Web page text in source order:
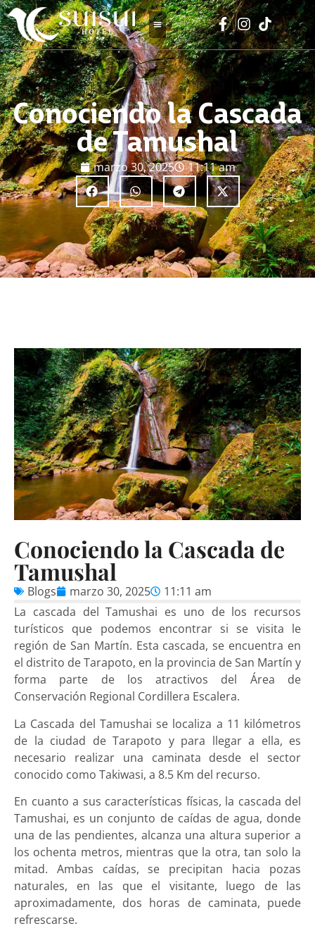
Conociendo la Cascada
de Tamushal
marzo 30, 2025 11:11 am
Conociendo la Cascada de
Tamushal
Blogs marzo 30, 2025
11:11 am
La cascada del Tamushai es uno de los recursos
turísticos que podemos encontrar si se visita le
región de San Martín. Esta cascada, se encuentra en
el distrito de Tarapoto, en la provincia de San Martín y
forma parte de los atractivos del Área de
Conservación Regional Cordillera Escalera.
La Cascada del Tamushai se localiza a 11 kilómetros
de la ciudad de Tarapoto y para llegar a ella, es
necesario realizar una caminata desde el sector
conocido como Takiwasi, a 8.5 Km del recurso.
En cuanto a sus características físicas, la cascada del
Tamushai, es un conjunto de caídas de agua, donde
una de las pendientes, alcanza una altura superior a
los ochenta metros, mientras que la otra, tan solo la
mitad. Ambas caídas, se precipitan hacia pozas
naturales, en las que el visitante, luego de las
aproximadamente, dos horas de caminata, puede
refrescarse.